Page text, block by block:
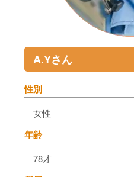
A.Yさん
性別
女性
年齢
78才